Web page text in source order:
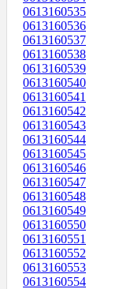
0613160535
0613160536
0613160537
0613160538
0613160539
0613160540
0613160541
0613160542
0613160543
0613160544
0613160545
0613160546
0613160547
0613160548
0613160549
0613160550
0613160551
0613160552
0613160553
0613160554